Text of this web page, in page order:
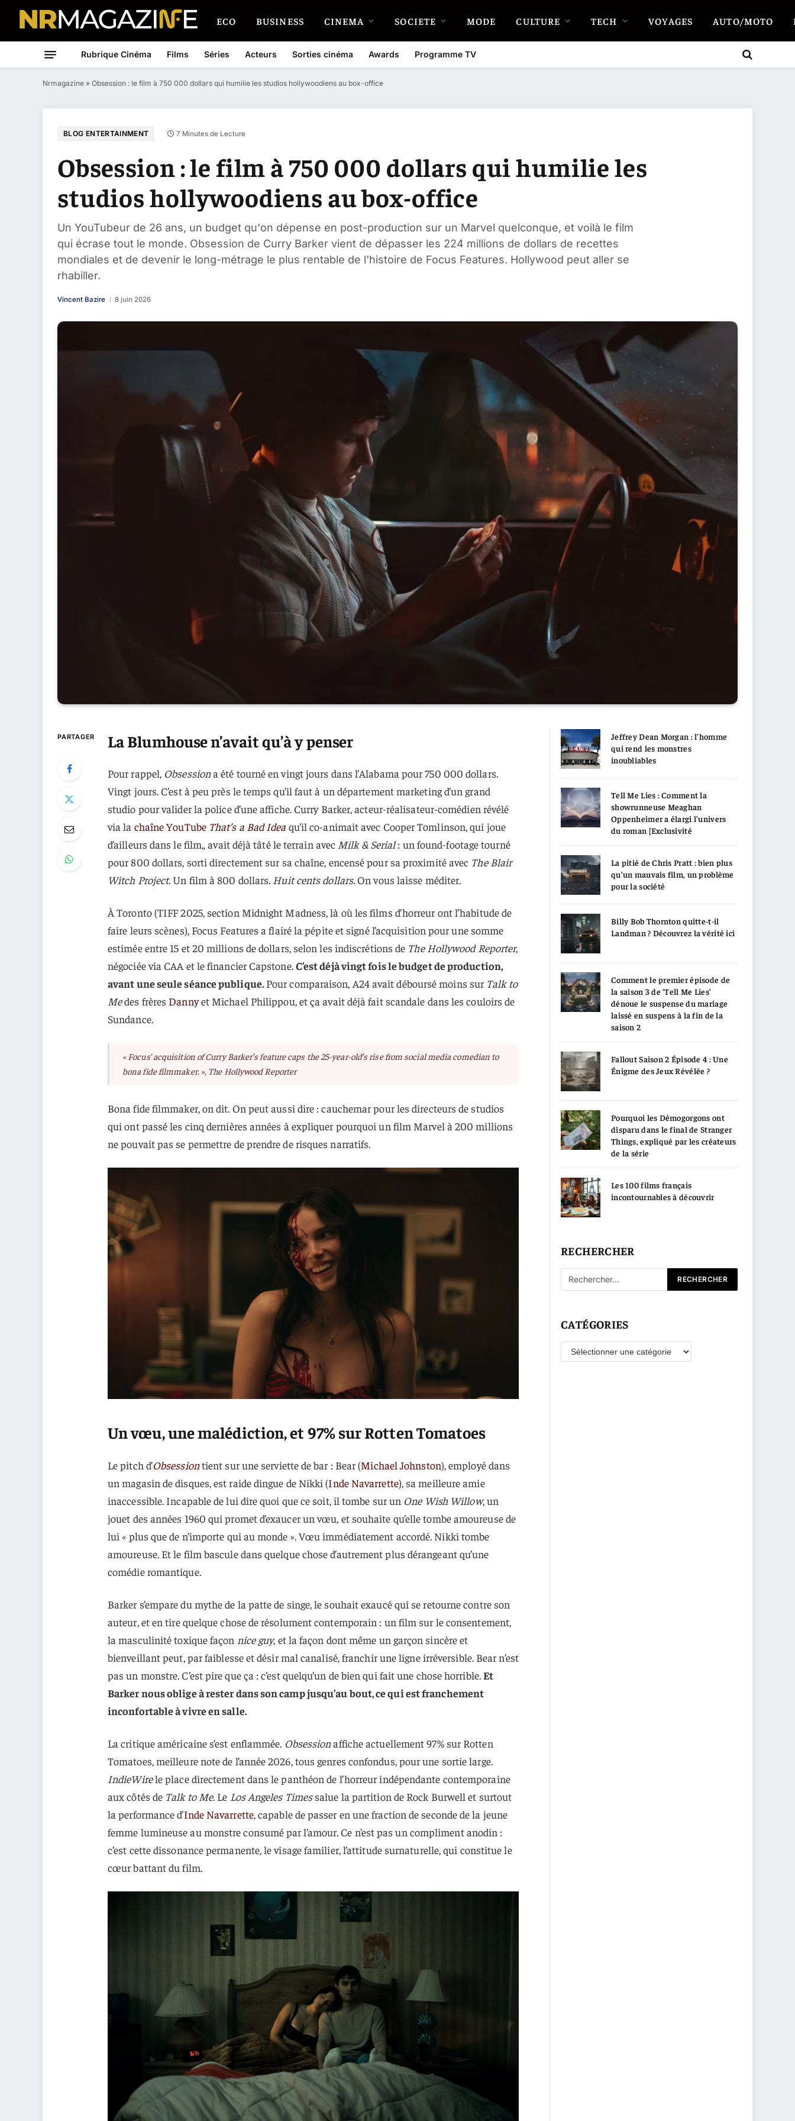
ECO BUSINESS CINEMA SOCIETE MODE CULTURE TECH VOYAGES AUTO/MOTO
Rubrique Cinéma Films Séries Acteurs Sorties cinéma Awards Programme TV
Nrmagazine » Obsession : le film à 750 000 dollars qui humilie les studios hollywoodiens au box-office
BLOG ENTERTAINMENT 7 Minutes de Lecture
Obsession : le film à 750 000 dollars qui humilie les
studios hollywoodiens au box-office
Un YouTubeur de 26 ans, un budget qu'on dépense en post-production sur un Marvel quelconque, et voilà le film
qui écrase tout le monde. Obsession de Curry Barker vient de dépasser les 224 millions de dollars de recettes
mondiales et de devenir le long-métrage le plus rentable de l'histoire de Focus Features. Hollywood peut aller se
rhabiller.
Vincent Bazire 8 juin 2026
PARTAGER La Blumhouse n’avait qu’à y penser
Pour rappel, Obsessiona été tourné en vingt jours dans l’Alabama pour 750 000 dollars.
Vingt jours. C’est à peu près le temps qu’il faut à un département marketing d’un grand
studio pour valider la police d’une affiche. Curry Barker, acteur-réalisateur-comédien révélé
via la chaîne YouTube That’s a Bad Idea qu’il co-animait avec Cooper Tomlinson, qui joue
d’ailleurs dans le film,, avait déjà tâté le terrain avec Milk & Serial: un found-footage tourné
pour 800 dollars, sorti directement sur sa chaîne, encensé pour sa proximité avec The Blair
Witch Project. Un film à 800 dollars. Huit cents dollars.On vous laisse méditer.
À Toronto (TIFF 2025, section Midnight Madness, là où les films d’horreur ont l’habitude de
faire leurs scènes), Focus Features a flairé la pépite et signé l’acquisition pour une somme
estimée entre 15 et 20 millions de dollars, selon les indiscrétions de The Hollywood Reporter,
négociée via CAA et le financier Capstone.C’est déjà vingt fois le budget de production,
avant une seule séance publique.Pour comparaison, A24 avait déboursé moins sur Talk to
Medes frères Dannyet Michael Philippou, et ça avait déjà fait scandale dans les couloirs de
Sundance.
« Focus’ acquisition of Curry Barker’s feature caps the 25-year-old’s rise from social media comedian to
bona fide filmmaker. », The Hollywood Reporter
Bona fide filmmaker, on dit. On peut aussi dire : cauchemar pour les directeurs de studios
qui ont passé les cinq dernières années à expliquer pourquoi un film Marvel à 200 millions
ne pouvait pas se permettre de prendre de risques narratifs.
Un vœu, une malédiction, et 97% sur Rotten Tomatoes
Le pitch d’Obsessiontient sur une serviette de bar : Bear (Michael Johnston), employé dans
un magasin de disques, est raide dingue de Nikki (Inde Navarrette), sa meilleure amie
inaccessible. Incapable de lui dire quoi que ce soit, il tombe sur un One Wish Willow, un
jouet des années 1960 qui promet d’exaucer un vœu, et souhaite qu’elle tombe amoureuse de
lui « plus que de n’importe qui au monde ». Vœu immédiatement accordé. Nikki tombe
amoureuse. Et le film bascule dans quelque chose d’autrement plus dérangeant qu’une
comédie romantique.
Barker s’empare du mythe de la patte de singe, le souhait exaucé qui se retourne contre son
auteur, et en tire quelque chose de résolument contemporain : un film sur le consentement,
la masculinité toxique façon nice guy, et la façon dont même un garçon sincère et
bienveillant peut, par faiblesse et désir mal canalisé, franchir une ligne irréversible. Bear n’est
pas un monstre. C’est pire que ça : c’est quelqu’un de bien qui fait une chose horrible.Et
Barker nous oblige à rester dans son camp jusqu’au bout, ce qui est franchement
inconfortable à vivre en salle.
La critique américaine s’est enflammée. Obsessionaffiche actuellement 97% sur Rotten
Tomatoes, meilleure note de l’année 2026, tous genres confondus, pour une sortie large.
IndieWirele place directement dans le panthéon de l’horreur indépendante contemporaine
aux côtés de Talk to Me. Le Los Angeles Timessalue la partition de Rock Burwell et surtout
la performance d’Inde Navarrette, capable de passer en une fraction de seconde de la jeune
femme lumineuse au monstre consumé par l’amour. Ce n’est pas un compliment anodin :
c’est cette dissonance permanente, le visage familier, l’attitude surnaturelle, qui constitue le
cœur battant du film.
Jeffrey Dean Morgan : l’homme
qui rend les monstres
inoubliables
Tell Me Lies : Comment la
showrunneuse Meaghan
Oppenheimer a élargi l’univers
du roman [Exclusivité
La pitié de Chris Pratt : bien plus
qu’un mauvais film, un problème
pour la société
Billy Bob Thornton quitte-t-il
Landman ? Découvrez la vérité ici
Comment le premier épisode de
la saison 3 de ‘Tell Me Lies’
dénoue le suspense du mariage
laissé en suspens à la fin de la
saison 2
Fallout Saison 2 Épisode 4 : Une
Énigme des Jeux Révélée ?
Pourquoi les Démogorgons ont
disparu dans le final de Stranger
Things, expliqué par les créateurs
de la série
Les 100 films français
incontournables à découvrir
RECHERCHER
CATÉGORIES
Catégories